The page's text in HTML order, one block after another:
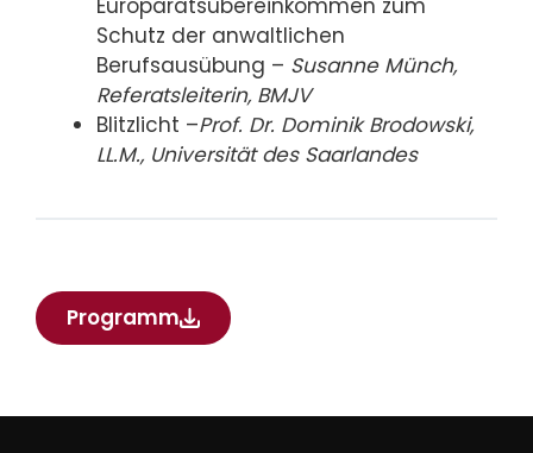
Schutz der anwaltlichen
Berufsausübung – Susanne Münch,
Referatsleiterin, BMJV
Blitzlicht –Prof. Dr. Dominik Brodowski,
LL.M., Universität des Saarlandes
Programm